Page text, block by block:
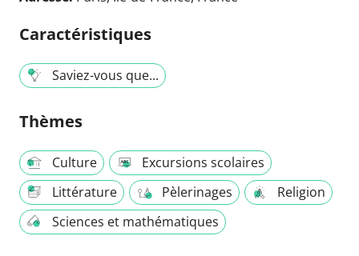
Caractéristiques
Saviez-vous que...
Thèmes
Culture
Excursions scolaires
Littérature
Pèlerinages
Religion
Sciences et mathématiques